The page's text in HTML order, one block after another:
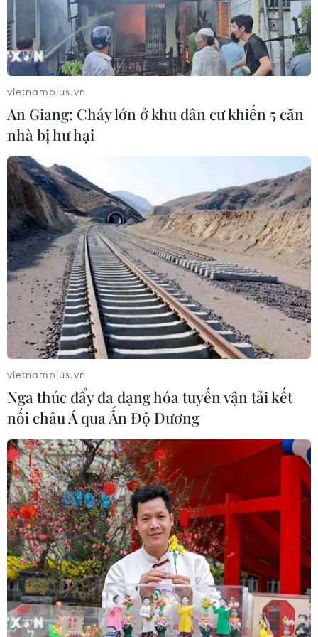
vietnamplus.vn
An Giang: Cháy lớn ở khu dân cư khiến 5 căn
nhà bị hư hại
vietnamplus.vn
Nga thúc đẩy đa dạng hóa tuyến vận tải kết
nối châu Á qua Ấn Độ Dương